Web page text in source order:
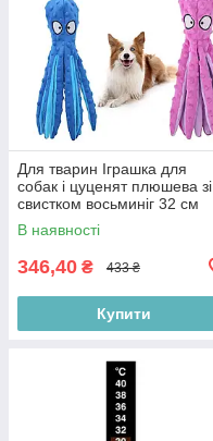
Для тварин Іграшка для
собак і цуценят плюшева зі
свистком восьминіг 32 см
різнокольорова Польща
В наявності
346,40 ₴ 433 ₴
Купити